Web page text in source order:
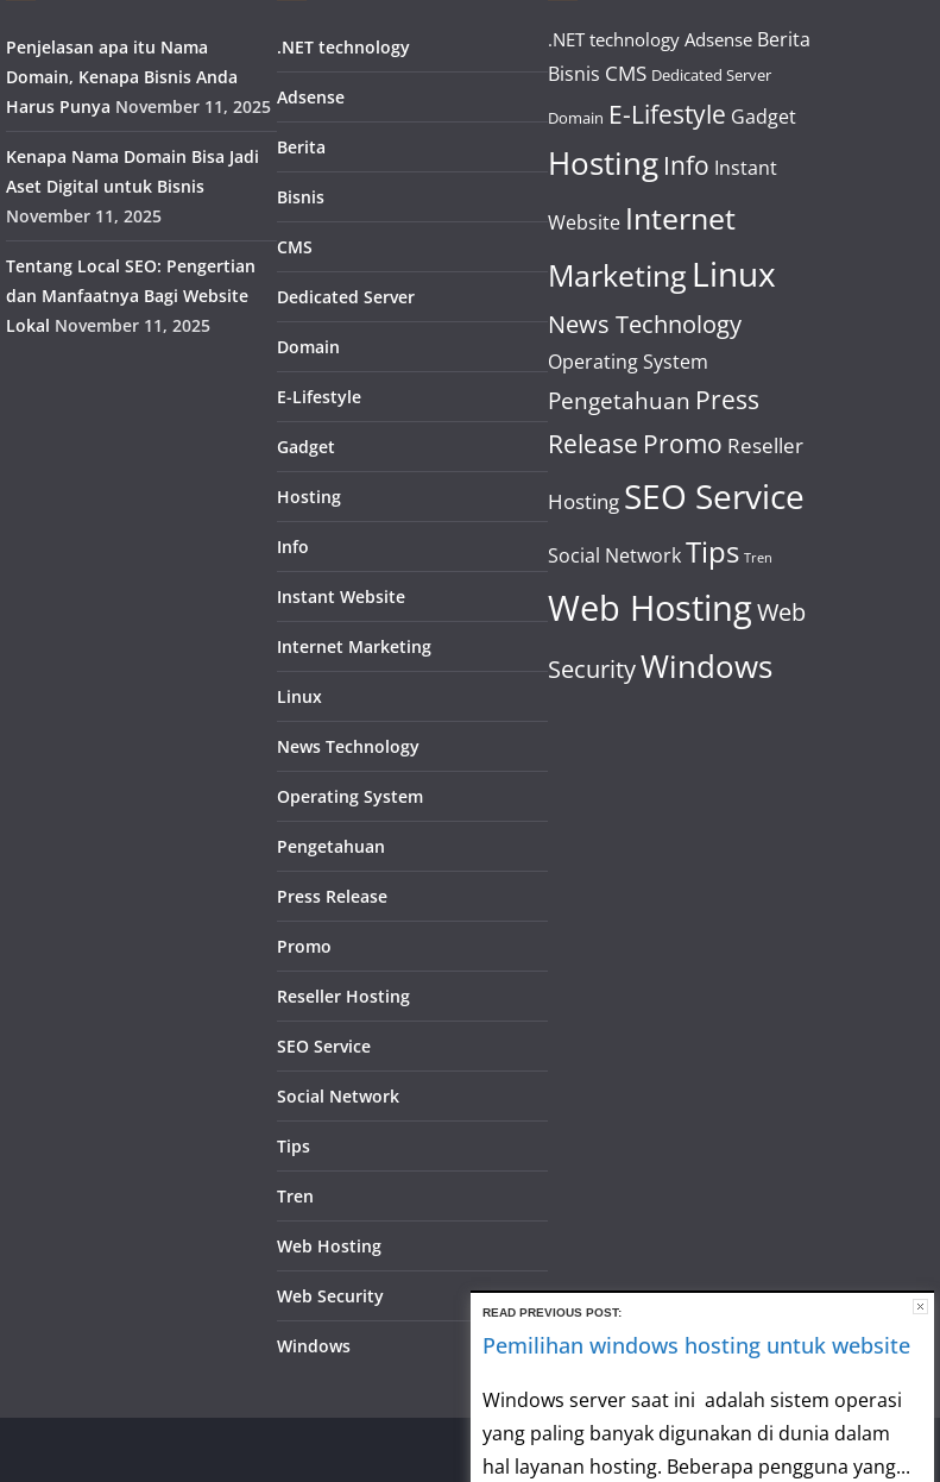
Penjelasan apa itu Nama
Domain, Kenapa Bisnis Anda
Harus Punya November 11, 2025
Kenapa Nama Domain Bisa Jadi
Aset Digital untuk Bisnis
November 11, 2025
Tentang Local SEO: Pengertian
dan Manfaatnya Bagi Website
Lokal November 11, 2025
.NET technology
Adsense
Berita
Bisnis
CMS
Dedicated Server
Domain
E-Lifestyle
Gadget
Hosting
Info
Instant Website
Internet Marketing
Linux
News Technology
Operating System
Pengetahuan
Press Release
Promo
Reseller Hosting
SEO Service
Social Network
Tips
Tren
Web Hosting
Web Security
Windows
.NET technology Adsense Berita
Bisnis CMS Dedicated Server
Domain E-Lifestyle Gadget
Hosting Info Instant
Website Internet
Marketing Linux
News Technology
Operating System
Pengetahuan Press
Release Promo Reseller
Hosting SEO Service
Social NetworkTips Tren
Web HostingWeb
SecurityWindows
READ PREVIOUS POST:
Pemilihan windows hosting untuk website
Windows server saat ini adalah sistem operasi
yang paling banyak digunakan di dunia dalam
hal layanan hosting. Beberapa pengguna yang...